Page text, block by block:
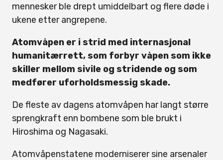
mennesker ble drept umiddelbart og flere døde i
ukene etter angrepene.
Atomvåpen er i strid med internasjonal
humanitærrett, som forbyr våpen som ikke
skiller mellom sivile og stridende og som
medfører uforholdsmessig skade.
De fleste av dagens atomvåpen har langt større
sprengkraft enn bombene som ble brukt i
Hiroshima og Nagasaki.
Atomvåpenstatene moderniserer sine arsenaler